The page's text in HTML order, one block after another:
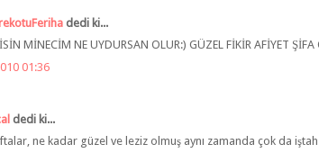
dedi ki...
MİNECİM NE UYDURSAN OLUR:) GÜZEL FİKİR AFİYET
01:36
dedi ki...
ne kadar güzel ve leziz olmuş aynı zamanda çok da